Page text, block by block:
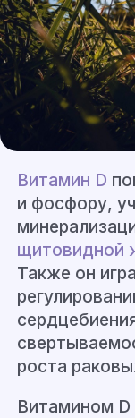
Витамин D
и фосфору,
щитовидной
Также он
роста
Витамином D